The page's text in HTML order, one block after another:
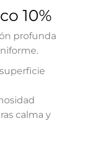
10%
profunda
calma y